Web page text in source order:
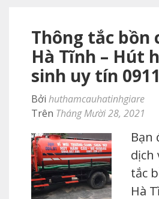
Thông tắc bồn
Hà Tĩnh – Hút
sinh uy tín
Bởi huthamcauhatinhgiare
Trên Tháng Mười 28, 2021
Bạn
dịch
tắc
Hà